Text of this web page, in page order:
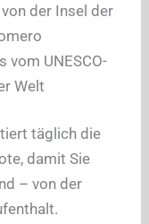
der Insel der
vom UNESCO-
Welt
täglich die
damit Sie
– von der